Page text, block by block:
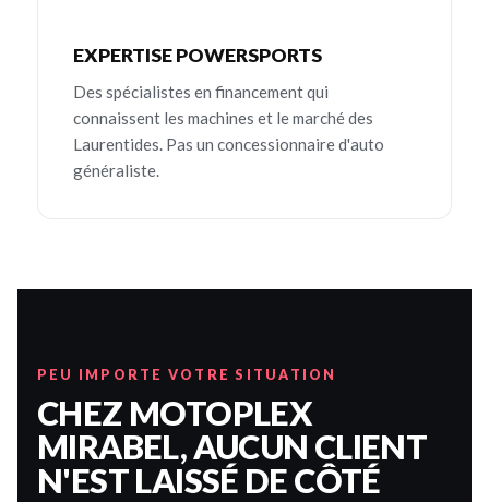
EXPERTISE POWERSPORTS
Des spécialistes en financement qui
connaissent les machines et le marché des
Laurentides. Pas un concessionnaire d'auto
généraliste.
PEU IMPORTE VOTRE SITUATION
CHEZ MOTOPLEX
MIRABEL, AUCUN CLIENT
N'EST LAISSÉ DE CÔTÉ